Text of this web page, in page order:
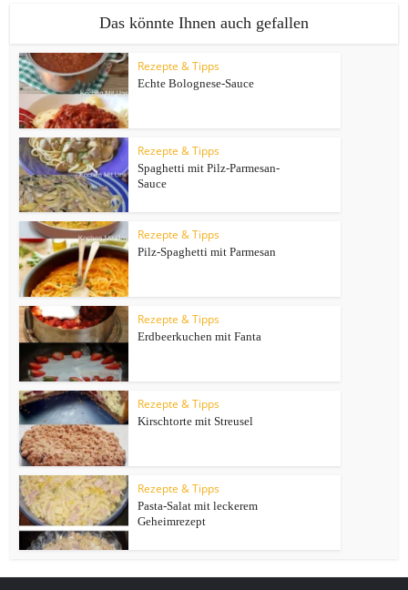
Das könnte Ihnen auch gefallen
Rezepte & Tipps
Echte Bolognese-Sauce
Rezepte & Tipps
Spaghetti mit Pilz-Parmesan-
Sauce
Rezepte & Tipps
Pilz-Spaghetti mit Parmesan
Rezepte & Tipps
Erdbeerkuchen mit Fanta
Rezepte & Tipps
Kirschtorte mit Streusel
Rezepte & Tipps
Pasta-Salat mit leckerem
Geheimrezept